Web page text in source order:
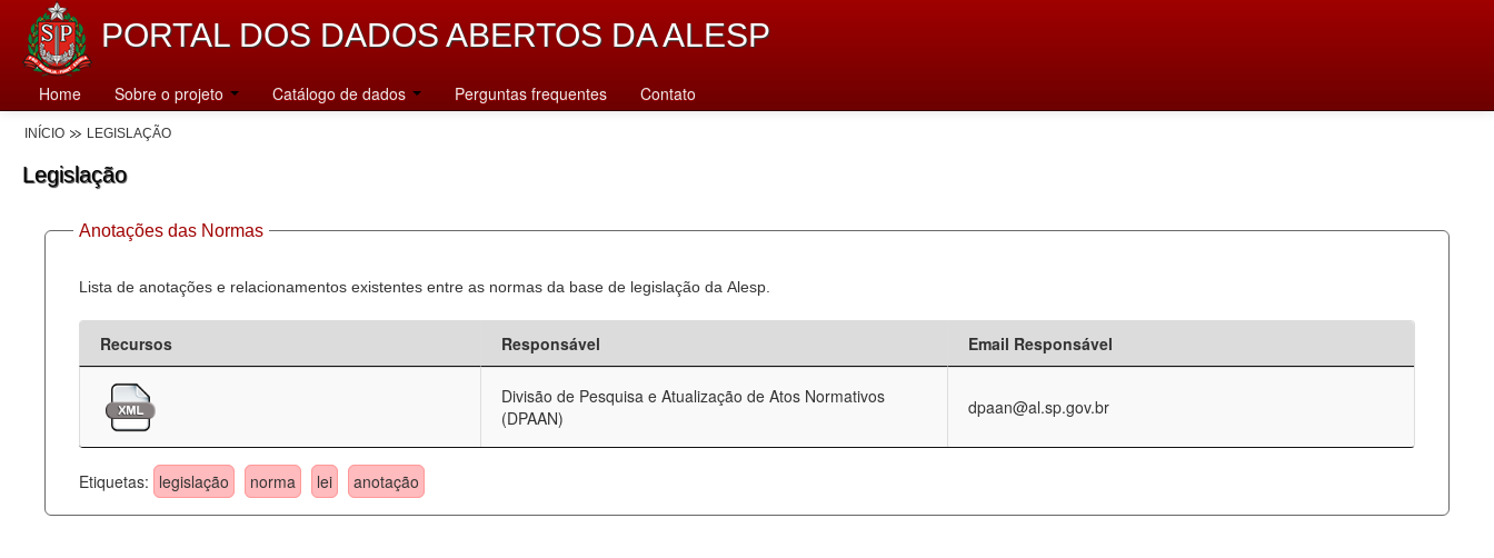
PORTAL DOS DADOS ABERTOS DA ALESP
Home Sobre o projeto Catálogo de dados Perguntas frequentes Contato
INÍCIO LEGISLAÇÃO
Legislação
Anotações das Normas
Lista de anotações e relacionamentos existentes entre as normas da base de legislação da Alesp.
Recursos Responsável Email Responsável
Divisão de Pesquisa e Atualização de Atos Normativos
(DPAAN)
dpaan@al.sp.gov.br
Etiquetas: legislação norma lei anotação